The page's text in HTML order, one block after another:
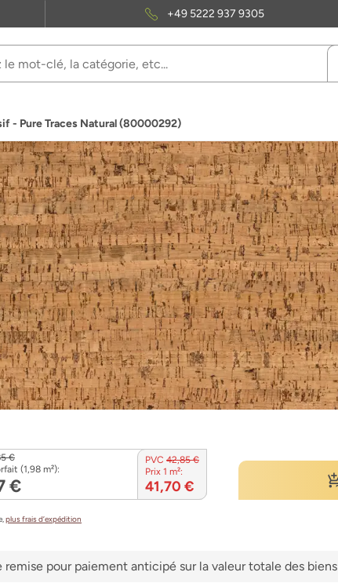
+49 5222 937 9305
- Pure Traces Natural (80000292)
€
(1,98 m²):
€
PVC 42,85 €
Prix 1 m²:
41,70 €
plus frais d’expédition
remise pour paiement anticipé sur la valeur totale des biens